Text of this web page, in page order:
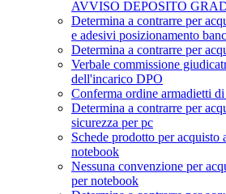
AVVISO DEPOSITO
Determina a contrarre per
e adesivi posizionamento
Determina a contrarre per
Verbale commissione
dell'incarico DPO
Conferma ordine armadietti
Determina a contrarre per
sicurezza per pc
Schede prodotto per acquisto
notebook
Nessuna convenzione per
per notebook